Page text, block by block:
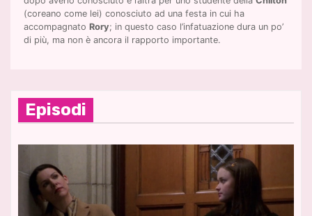
(coreano come lei) conosciuto ad una festa in cui ha
accompagnato Rory; in questo caso l’infatuazione dura un po’
di più, ma non è ancora il rapporto importante.
Episodi